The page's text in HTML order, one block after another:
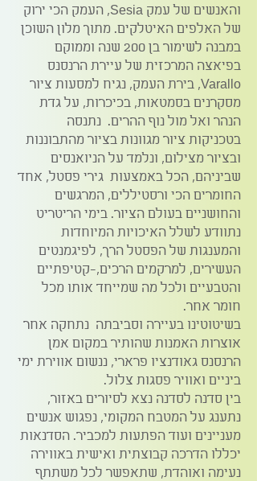
והאנשים של עמק Sesia, העמק הכי ירוק
של האלפים האיטלקים. מתוך מלון השוכן
במבנה לשימור בן 200 שנה וממוקם
בפיאצה המרכזית של עיירת הרנסנס
Varallo, בירת העמק, נגיח למסעות ציור
מסקרנים בסמטאות, בכיכרות, על גדת
הנהר ואל מול נוף ההרים. נתנסה
בטכניקות ציור מגוונות בציור מהתבוננות
ובציור מצילום, ונלמד על הניואנסים
שביניהם, הכל באמצעות גירי פסטל, אחד
החומרים הכי ורסטיללים, המרגשים
והחושניים בעולם הציור. בימי הריטריט
נתוודע לשלל האיכויות המיוחדות
והמענגות של הפסטל הרך, לפיגמנטים
העשירים, למרקמים הרכים,-קטיפתיים
והטבעיים ולכל מה שמייחד אותו מכל
חומר אחר.
בשיטוטינו בעיירה וסביבתה נתחקה אחר
אוצרות האמנות שהותיר במקום אמן
הרנסנס גאודנציו פרארי, ננשום אווירת ימי
ביניים ואוויר פסגות צלול.
בין סדנה לסדנה נצא לסיורים באזור,
נתענג על המטבח המקומי, נפגוש אנשים
מעניינים ועוד הפתעות למכביר. הסדנאות
יכללו הדרכה קבוצתית ואישית באווירה
נעימה ואוהדת, שתאפשר לכל משתתף